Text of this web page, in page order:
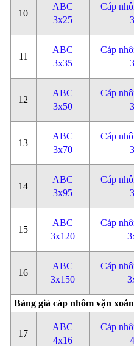
10
ABC
3x25
Cáp
11
ABC
3x35
Cáp
12
ABC
3x50
Cáp
13
ABC
3x70
Cáp
14
ABC
3x95
Cáp
15
ABC
3x120
Cáp
16
ABC
3x150
Cáp
Bảng giá cáp nhôm vặn
17
ABC
4x16
Cáp